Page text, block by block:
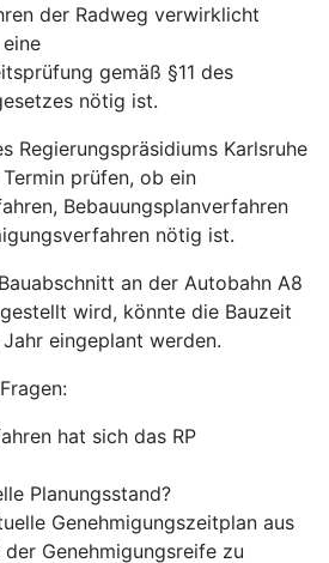
der Radweg verwirklicht
gemäß §11 des
nötig ist.
Regierungspräsidiums Karlsruhe
prüfen, ob ein
Bebauungsplanverfahren
nötig ist.
an der Autobahn A8
wird, könnte die Bauzeit
eingeplant werden.
hat sich das RP
Planungsstand?
Genehmigungszeitplan aus
Genehmigungsreife zu